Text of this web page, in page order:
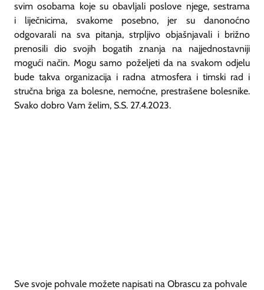
svim osobama koje su obavljali poslove njege, sestrama
i liječnicima, svakome posebno, jer su danonoćno
odgovarali na sva pitanja, strpljivo objašnjavali i brižno
prenosili dio svojih bogatih znanja na najjednostavniji
mogući način. Mogu samo poželjeti da na svakom odjelu
bude takva organizacija i radna atmosfera i timski rad i
stručna briga za bolesne, nemoćne, prestrašene bolesnike.
Svako dobro Vam želim, S.S. 27.4.2023.
Sve svoje pohvale možete napisati na Obrascu za pohvale